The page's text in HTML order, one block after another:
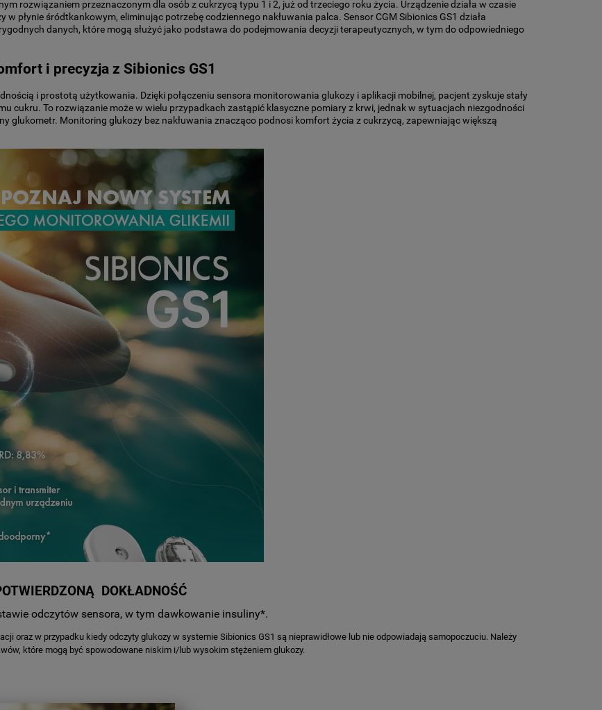
rozwiązaniem przeznaczonym dla osób z cukrzycą typu 1 i 2, już od trzeciego roku życia. Urządzenie działa w czasie
płynie śródtkankowym, eliminując potrzebę codziennego nakłuwania palca. Sensor CGM Sibionics GS1 działa
danych, które mogą służyć jako podstawa do podejmowania decyzji terapeutycznych, w tym do odpowiedniego
i precyzja z Sibionics GS1
i prostotą użytkowania. Dzięki połączeniu sensora monitorowania glukozy i aplikacji mobilnej, pacjent zyskuje stały
cukru. To rozwiązanie może w wielu przypadkach zastąpić klasyczne pomiary z krwi, jednak w sytuacjach niezgodności
glukometr. Monitoring glukozy bez nakłuwania znacząco podnosi komfort życia z cukrzycą, zapewniając większą
DOKŁADNOŚĆ
odczytów sensora, w tym dawkowanie insuliny*.
oraz w przypadku kiedy odczyty glukozy w systemie Sibionics GS1 są nieprawidłowe lub nie odpowiadają samopoczuciu. Należy
które mogą być spowodowane niskim i/lub wysokim stężeniem glukozy.